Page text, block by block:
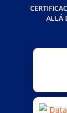
ALLÁ